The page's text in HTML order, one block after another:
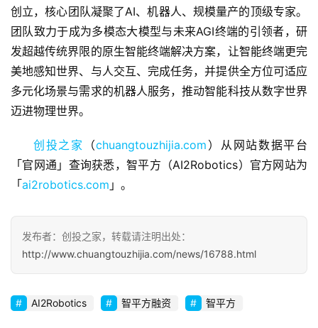
融
资
报
道
商
业
初
业
品
牌
发
创立，核心团队凝聚了AI、机器人、规模量产的顶级专家。
团队致力于成为多模态大模型与未来AGI终端的引领者，研
发超越传统界限的原生智能终端解决方案，让智能终端更完
美地感知世界、与人交互、完成任务，并提供全方位可适应
多元化场景与需求的机器人服务，推动智能科技从数字世界
迈进物理世界。
创投之家 （chuangtouzhijia.com ）从网站数据平台
「官网通」查询获悉，智平方（AI2Robotics）官方网站为
「ai2robotics.com 」。
发布者：创投之家，转载请注明出处：
http://www.chuangtouzhijia.com/news/16788.html
AI2Robotics 智平方融资 智平方